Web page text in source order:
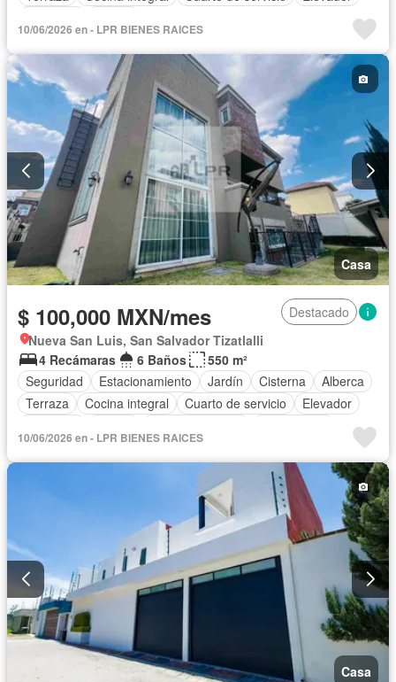
Acceso para personas con discapacidad
Cocina equipada
Sala polivalente
Circuito cerrado de televisión
Jacuzzi
Cuarto de Limpieza
Cancha de tenis
Televisión por cable
Gas natural
Asador Zonas verdes
Despacho
Vista panorámica
Recámara con closet
Caseta de vigilancia
Sauna Conserje
Wifi
Permite mascotas
Permite niños
Solo familias
Completamente amueblado
10/06/2026 en - LPR BIENES RAICES
Casa
$ 100,000 MXN/mes
Destacado
Nueva San Luis, San Salvador Tizatlalli
4 Recámaras
6 Baños
550 m²
Seguridad
Estacionamiento Jardín Cisterna
Alberca
Terraza
Cocina integral Cuarto de servicio
Elevador
Sala polivalente
Internet
Bodega
Jacuzzi
Agua
Cancha de tenis
Televisión por cable
Chimenea
Zonas verdes
Vista panorámica
Recámara con closet
Caseta de vigilancia
Sauna Conserje
Wifi
Permite mascotas
Permite niños
Solo familias
Completamente amueblado
10/06/2026 en - LPR BIENES RAICES
Casa